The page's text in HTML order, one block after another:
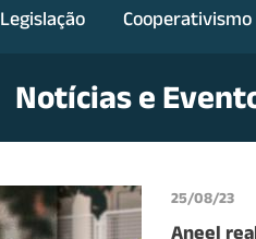
Legislação Cooperativismo
Notícias e
25/08/23
Aneel